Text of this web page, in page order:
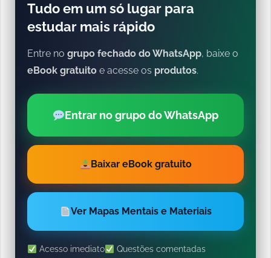
Tudo em um só lugar para
estudar mais rápido
Entre no grupo fechado do WhatsApp, baixe o
eBook gratuito e acesse os produtos.
Entrar no grupo do WhatsApp
Baixar eBook gratuito
Ver Mapas Mentais e Materiais
Acesso imediato
Questões comentadas